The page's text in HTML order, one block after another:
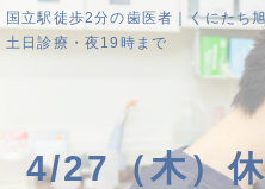
国立駅徒歩2分の歯医者｜くにたち
土日診療・夜19時まで
4/27（木）